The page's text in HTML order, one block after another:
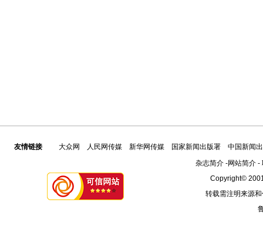
友情链接 大众网 人民网传媒 新华网传媒 国家新闻出版署
中国新闻
杂志简介-网站简介-
Copyright©
转载需注明来源